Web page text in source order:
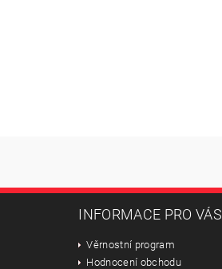
INFORMACE PRO VÁS
Věrnostní program
Hodnocení obchodu